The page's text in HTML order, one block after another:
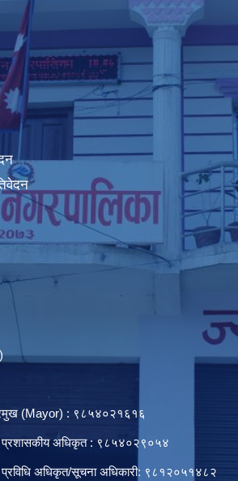
(Mayor) : ९८५४०२१६१६
प्रशासकीय अधिकृत : ९८५४०२९०५४
प्रविधि अधिकृत/सूचना अधिकारी: ९८१२०५१४८२